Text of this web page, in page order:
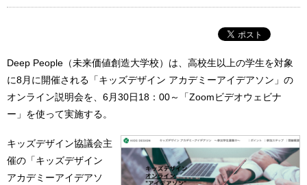
Deep People（未来価値創造大学校）は、高校生以上の学生を対象
に8月に開催される「キッズデザイン アカデミーアイデアソン」の
オンライン説明会を、6月30日18：00～「Zoomビデオウェビナ
ー」を使って実施する。
キッズデザイン協議会主
催の「キッズデザイン
アカデミーアイデアソ